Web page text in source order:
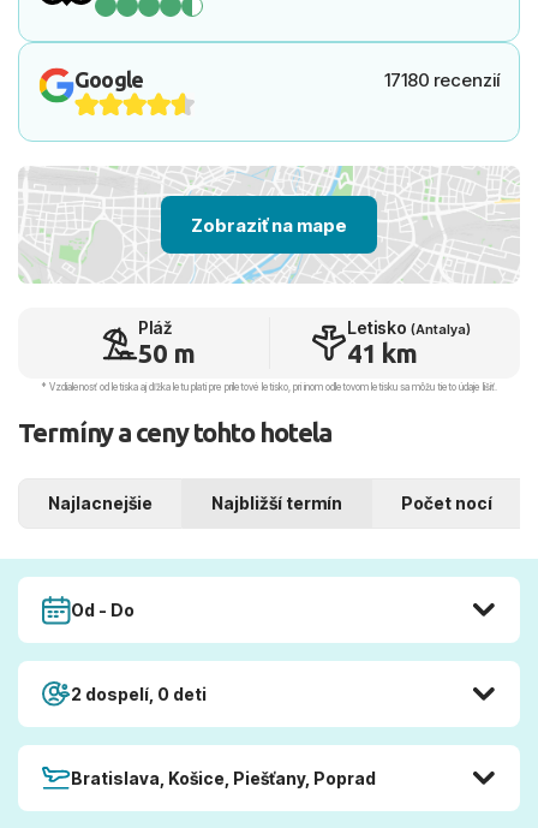
Google 17180 recenzií
Zobraziť na mape
Pláž
50 m
Letisko (Antalya)
41 km
* Vzdialenosť od letiska aj dľžka letu platí pre príletové letisko, pri inom odletovom letisku sa môžu tieto údaje líšiť.
Termíny a ceny tohto hotela
Najlacnejšie Najbližší termín Počet nocí
Od - Do
2 dospelí, 0 deti
Bratislava, Košice, Piešťany, Poprad